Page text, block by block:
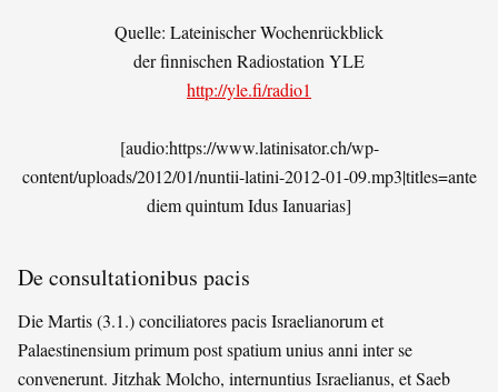
Quelle: Lateinischer Wochenrückblick
der finnischen Radiostation YLE
http://yle.fi/radio1
[audio:https://www.latinisator.ch/wp-
content/uploads/2012/01/nuntii-latini-2012-01-09.mp3|titles=ante
diem quintum Idus Ianuarias]
De consultationibus pacis
Die Martis (3.1.) conciliatores pacis Israelianorum et
Palaestinensium primum post spatium unius anni inter se
convenerunt. Jitzhak Molcho, internuntius Israelianus, et Saeb